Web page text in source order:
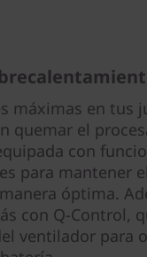
máximas en tus
quemar el
con
para mantener
óptima.
con Q-Control,
ventilador para